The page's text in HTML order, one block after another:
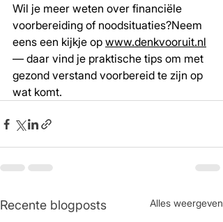
Wil je meer weten over financiële
voorbereiding of noodsituaties?Neem
eens een kijkje op www.denkvooruit.nl
— daar vind je praktische tips om met
gezond verstand voorbereid te zijn op
wat komt.
Recente blogposts Alles weergeven